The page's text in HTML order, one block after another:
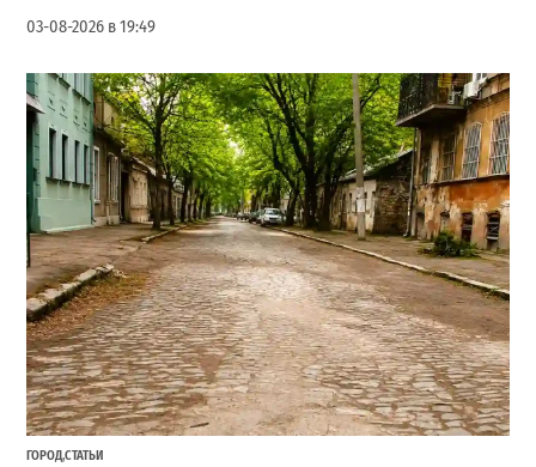
03-08-2026 в 19:49
ГОРОД,СТАТЬИ